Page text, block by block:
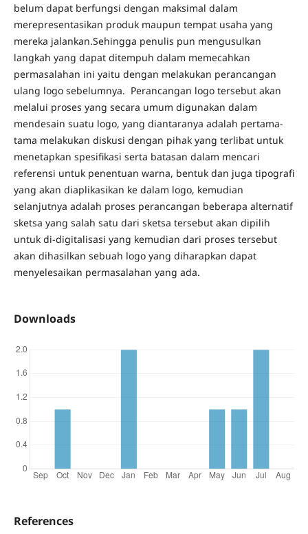
belum dapat berfungsi dengan maksimal dalam
merepresentasikan produk maupun tempat usaha yang
mereka jalankan.Sehingga penulis pun mengusulkan
langkah yang dapat ditempuh dalam memecahkan
permasalahan ini yaitu dengan melakukan perancangan
ulang logo sebelumnya. Perancangan logo tersebut akan
melalui proses yang secara umum digunakan dalam
mendesain suatu logo, yang diantaranya adalah pertama-
tama melakukan diskusi dengan pihak yang terlibat untuk
menetapkan spesifikasi serta batasan dalam mencari
referensi untuk penentuan warna, bentuk dan juga tipografi
yang akan diaplikasikan ke dalam logo, kemudian
selanjutnya adalah proses perancangan beberapa alternatif
sketsa yang salah satu dari sketsa tersebut akan dipilih
untuk di-digitalisasi yang kemudian dari proses tersebut
akan dihasilkan sebuah logo yang diharapkan dapat
menyelesaikan permasalahan yang ada.
Downloads
References